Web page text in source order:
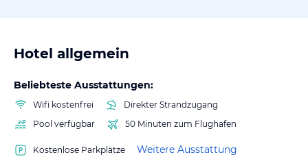
Hotel allgemein
Beliebteste Ausstattungen:
Wifi kostenfrei
Direkter Strandzugang
Pool verfügbar
50 Minuten zum Flughafen
Kostenlose Parkplätze Weitere Ausstattung